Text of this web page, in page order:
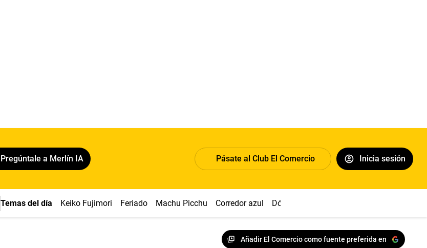
Pregúntale a Merlín IA Pásate al Club El Comercio Inicia sesión
Temas del día Keiko Fujimori Feriado Machu Picchu Corredor azul Dólar
Añadir El Comercio como fuente preferida en